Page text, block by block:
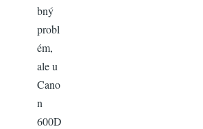
bný
probl
ém,
ale u
Cano
n
600D